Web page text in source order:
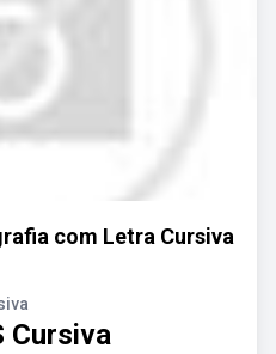
com Letra Cursiva
Cursiva